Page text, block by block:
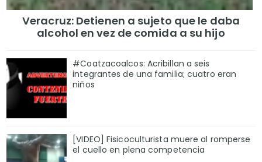
Veracruz: Detienen a sujeto que le daba
alcohol en vez de comida a su hijo
#Coatzacoalcos: Acribillan a seis
integrantes de una familia; cuatro eran
niños
[VIDEO] Fisicoculturista muere al romperse
el cuello en plena competencia